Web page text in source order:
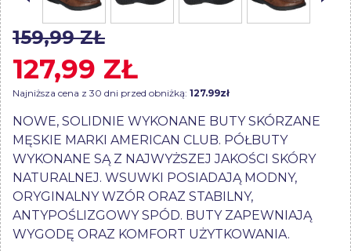
159,99 ZŁ
127,99 ZŁ
Najniższa cena z 30 dni przed obniżką: 127.99zł
NOWE, SOLIDNIE WYKONANE BUTY SKÓRZANE
MĘSKIE MARKI AMERICAN CLUB. PÓŁBUTY
WYKONANE SĄ Z NAJWYŻSZEJ JAKOŚCI SKÓRY
NATURALNEJ. WSUWKI POSIADAJĄ MODNY,
ORYGINALNY WZÓR ORAZ STABILNY,
ANTYPOŚLIZGOWY SPÓD. BUTY ZAPEWNIAJĄ
WYGODĘ ORAZ KOMFORT UŻYTKOWANIA.